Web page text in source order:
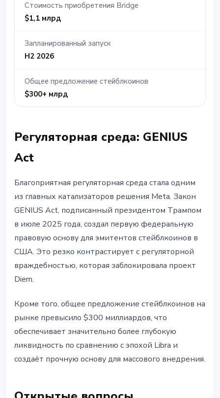
Стоимость приобретения Bridge
$1,1 млрд
Запланированный запуск
H2 2026
Общее предложение стейблкоинов
$300+ млрд
Регуляторная среда: GENIUS
Act
Благоприятная регуляторная среда стала одним
из главных катализаторов решения Meta. Закон
GENIUS Act, подписанный президентом Трампом
в июле 2025 года, создал первую федеральную
правовую основу для эмитентов стейблкоинов в
США. Это резко контрастирует с регуляторной
враждебностью, которая заблокировала проект
Diem.
Кроме того, общее предложение стейблкоинов на
рынке превысило $300 миллиардов, что
обеспечивает значительно более глубокую
ликвидность по сравнению с эпохой Libra и
создаёт прочную основу для массового внедрения.